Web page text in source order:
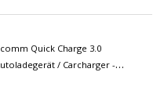
Quick Charge 3.0
/ Carcharger -